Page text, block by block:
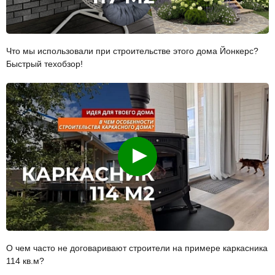
Что мы использовали при строительстве этого дома Йонкерс?
Быстрый техобзор!
Смотреть
О чем часто не договаривают строители на примере каркасника
114 кв.м?